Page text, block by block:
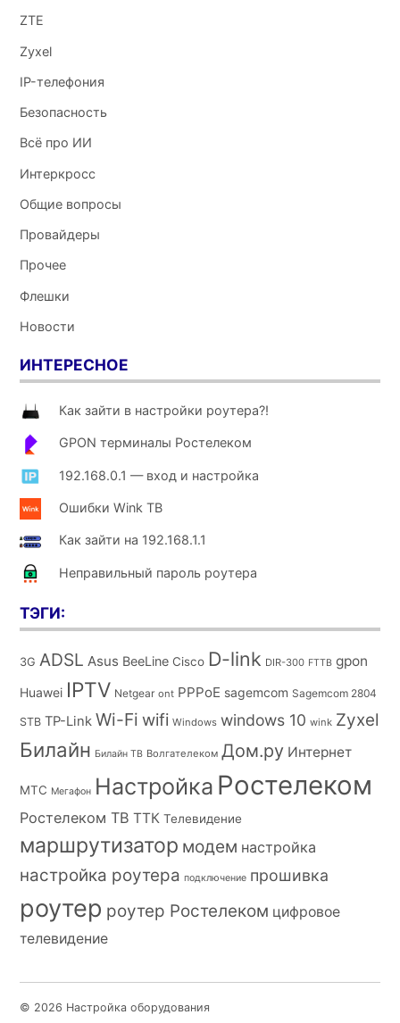
ZTE
Zyxel
IP-телефония
Безопасность
Всё про ИИ
Интеркросс
Общие вопросы
Провайдеры
Прочее
Флешки
Новости
ИНТЕРЕСНОЕ
Как зайти в настройки роутера?!
GPON терминалы Ростелеком
192.168.0.1 — вход и настройка
Ошибки Wink ТВ
Как зайти на 192.168.1.1
Неправильный пароль роутера
ТЭГИ:
3G ADSL Asus BeeLine Cisco D-link DIR-300 FTTB gpon
Huawei IPTV Netgear ont PPPoE sagemcom Sagemcom 2804
STB TP-Link Wi-Fi wifi Windows windows 10 wink Zyxel
Билайн Билайн ТВ Волгателеком Дом.ру Интернет
МТС Мегафон Настройка Ростелеком
Ростелеком ТВ ТТК Телевидение
маршрутизатор модем настройка
настройка роутера подключение прошивка
роутер роутер Ростелеком цифровое
телевидение
© 2026 Настройка оборудования